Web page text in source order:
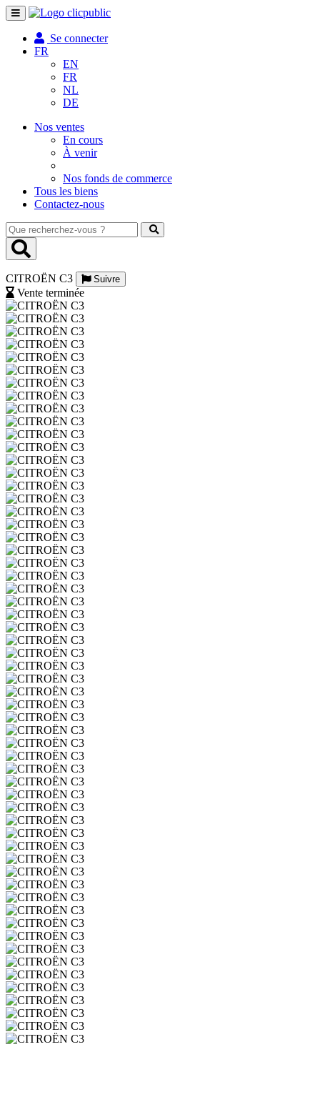
Toggle
navigation
Se connecter
FR
EN
FR
NL
DE
Nos ventes
En cours
À venir
Nos fonds de commerce
Tous les biens
Contactez-nous
Que
recherchez-
vous
CITROËN C3
Suivre
Vente terminée